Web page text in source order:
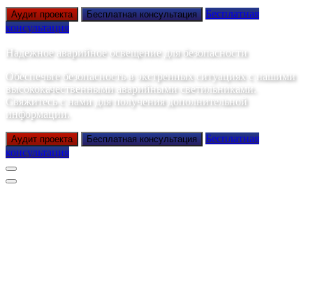
Аудит проекта Бесплатная консультация
Бесплатная
консультация
Надежное аварийное освещение для безопасности
Обеспечьте безопасность в экстренных ситуациях с нашими
высококачественными аварийными светильниками.
Свяжитесь с нами для получения дополнительной
информации.
Аудит проекта Бесплатная консультация
Бесплатная
консультация